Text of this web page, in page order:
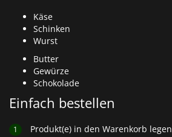
Käse
Schinken
Wurst
Butter
Gewürze
Schokolade
Einfach bestellen
1 Produkt(e) in den Warenkorb legen